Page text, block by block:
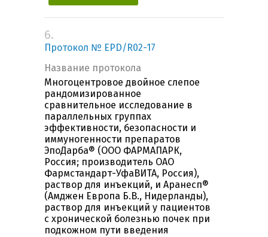
6.
Протокол № EPD/R02-17
Название протокола
Многоцентровое двойное слепое
рандомизированное
сравнительное исследование в
параллельных группах
эффективности, безопасности и
иммуногенности препаратов
ЭпоДарба® (ООО ФАРМАПАРК,
Россия; производитель ОАО
Фармстандарт-УфаВИТА, Россия),
раствор для инъекций, и Аранесп®
(Амджен Европа Б.В., Нидерланды),
раствор для инъекций у пациентов
с хронической болезнью почек при
подкожном пути введения